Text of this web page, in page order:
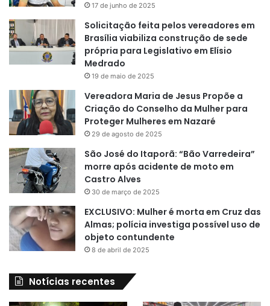
17 de junho de 2025
Solicitação feita pelos vereadores em
Brasília viabiliza construção de sede
própria para Legislativo em Elísio
Medrado
19 de maio de 2025
Vereadora Maria de Jesus Propõe a
Criação do Conselho da Mulher para
Proteger Mulheres em Nazaré
29 de agosto de 2025
São José do Itaporã: “Bão Varredeira”
morre após acidente de moto em
Castro Alves
30 de março de 2025
EXCLUSIVO: Mulher é morta em Cruz das
Almas; polícia investiga possível uso de
objeto contundente
8 de abril de 2025
Notícias recentes